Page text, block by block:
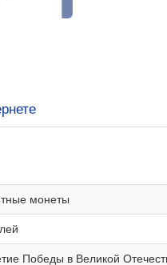
монеты
Победы в Великой